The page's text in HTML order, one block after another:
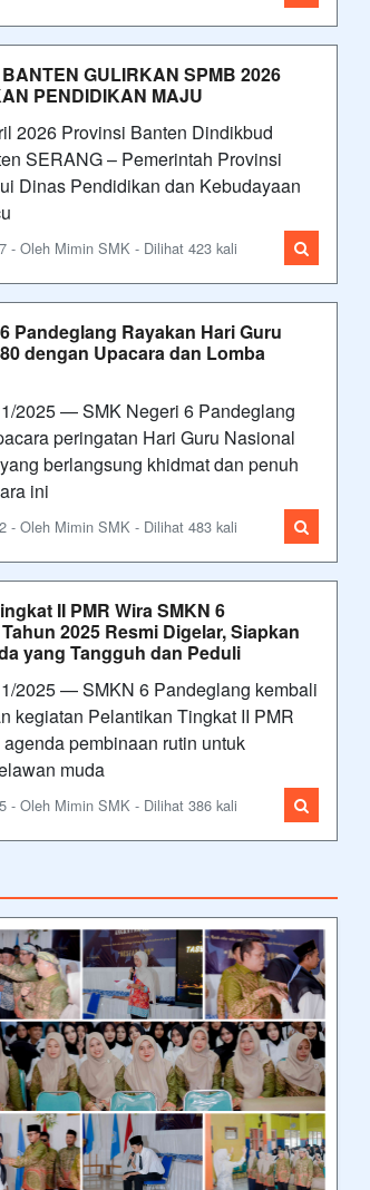
GULIRKAN SPMB 2026
PENDIDIKAN MAJU
2026 Provinsi Banten Dindikbud
SERANG – Pemerintah Provinsi
Dinas Pendidikan dan Kebudayaan
- Oleh Mimin SMK - Dilihat 423 kali
Pandeglang Rayakan Hari Guru
dengan Upacara dan Lomba
2025 — SMK Negeri 6 Pandeglang
peringatan Hari Guru Nasional
berlangsung khidmat dan penuh
ini
- Oleh Mimin SMK - Dilihat 483 kali
II PMR Wira SMKN 6
2025 Resmi Digelar, Siapkan
yang Tangguh dan Peduli
2025 — SMKN 6 Pandeglang kembali
kegiatan Pelantikan Tingkat II PMR
pembinaan rutin untuk
muda
- Oleh Mimin SMK - Dilihat 386 kali